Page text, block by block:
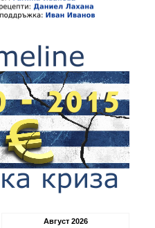
Август 2026